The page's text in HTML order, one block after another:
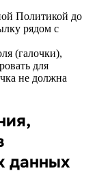
Политикой до
рядом с
(галочки),
для
не должна
данных